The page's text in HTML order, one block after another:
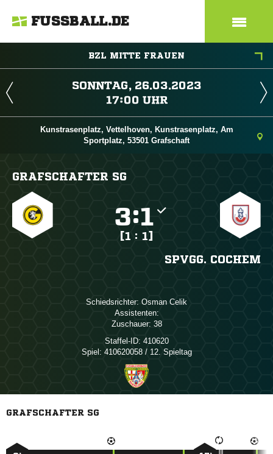
FUSSBALL.DE
BZL MITTE FRAUEN
 
 
Kunstrasenplatz, Vettelhoven, Kunstrasenplatz, Am
Sportplatz, 53501 Grafschaft
GRAFSCHAFTER SG
:
[1 : 1]
SPVGG. COCHEM
Schiedsrichter:  
Assistenten:
Zuschauer: 38
Staffel-ID: 410620
Spiel: 410620058 / 12. Spieltag
GRAFSCHAFTER SG